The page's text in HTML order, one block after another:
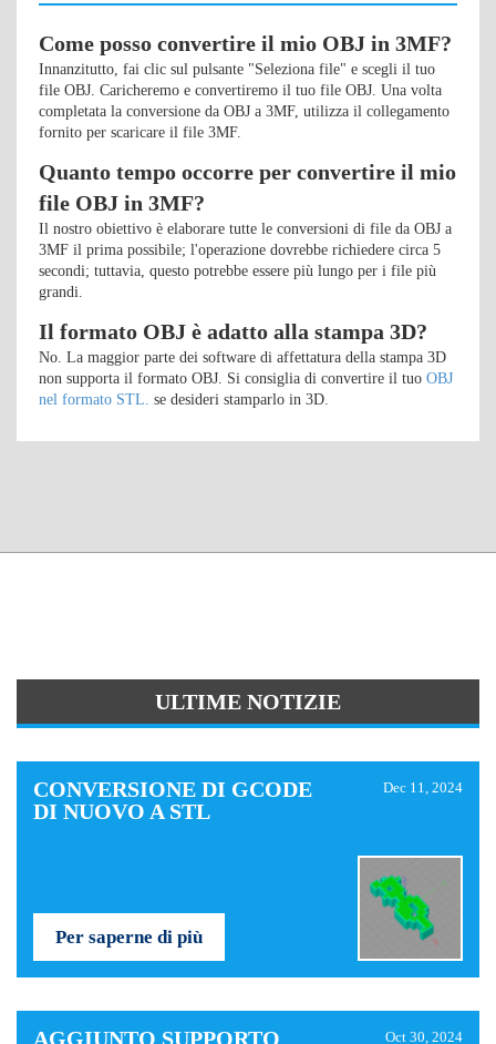
Come posso convertire il mio OBJ in 3MF?
Innanzitutto, fai clic sul pulsante "Seleziona file" e scegli il tuo
file OBJ. Caricheremo e convertiremo il tuo file OBJ. Una volta
completata la conversione da OBJ a 3MF, utilizza il collegamento
fornito per scaricare il file 3MF.
Quanto tempo occorre per convertire il mio
file OBJ in 3MF?
Il nostro obiettivo è elaborare tutte le conversioni di file da OBJ a
3MF il prima possibile; l'operazione dovrebbe richiedere circa 5
secondi; tuttavia, questo potrebbe essere più lungo per i file più
grandi.
Il formato OBJ è adatto alla stampa 3D?
No. La maggior parte dei software di affettatura della stampa 3D
non supporta il formato OBJ. Si consiglia di convertire il tuo OBJ
nel formato STL. se desideri stamparlo in 3D.
ULTIME NOTIZIE
CONVERSIONE DI GCODE
DI NUOVO A STL
Dec 11, 2024
Per saperne di più
AGGIUNTO SUPPORTO
Oct 30, 2024